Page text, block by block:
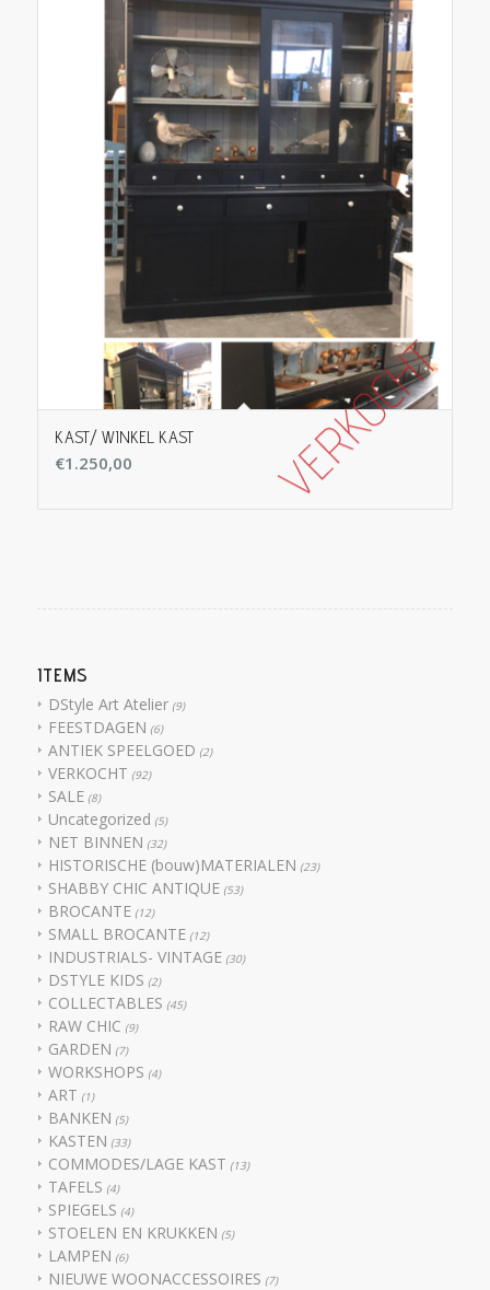
KAST/ WINKEL KAST
€1.250,00
ITEMS
DStyle Art Atelier (9)
FEESTDAGEN (6)
ANTIEK SPEELGOED (2)
VERKOCHT (92)
SALE (8)
Uncategorized (5)
NET BINNEN (32)
HISTORISCHE (bouw)MATERIALEN (23)
SHABBY CHIC ANTIQUE (53)
BROCANTE (12)
SMALL BROCANTE (12)
INDUSTRIALS- VINTAGE (30)
DSTYLE KIDS (2)
COLLECTABLES (45)
RAW CHIC (9)
GARDEN (7)
WORKSHOPS (4)
ART (1)
BANKEN (5)
KASTEN (33)
COMMODES/LAGE KAST (13)
TAFELS (4)
SPIEGELS (4)
STOELEN EN KRUKKEN (5)
LAMPEN (6)
NIEUWE WOONACCESSOIRES (7)